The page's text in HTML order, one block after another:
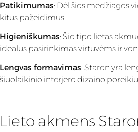
Patikimumas: Dėl šios medžiagos
kitus pažeidimus.
Higieniškumas: Šio tipo lietas
idealus pasirinkimas virtuvėms ir
Lengvas formavimas: Staron yra
šiuolaikinio interjero dizaino
Lieto akmens